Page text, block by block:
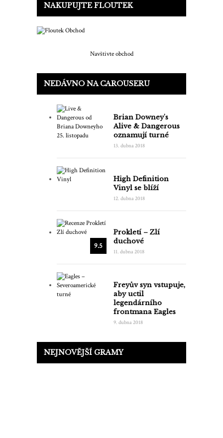
NAKUPUJTE FLOUTEK
Navštivte obchod
NEDÁVNO NA CAROUSERU
Brian Downey's
Alive & Dangerous
oznamují turné
13. dubna 2018
High Definition
Vinyl se blíží
12. dubna 2018
9.5
Prokletí – Zlí
duchové
11. dubna 2018
Freyův syn vstupuje,
aby uctil
legendárního
frontmana Eagles
9. dubna 2018
NEJNOVĚJŠÍ GRAMY